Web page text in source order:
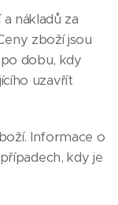
nákladů za
zboží jsou
dobu, kdy
uzavřít
Informace o
kdy je